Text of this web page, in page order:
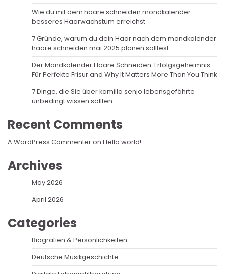
Wie du mit dem haare schneiden mondkalender
besseres Haarwachstum erreichst
7 Gründe, warum du dein Haar nach dem mondkalender
haare schneiden mai 2025 planen solltest
Der Mondkalender Haare Schneiden: Erfolgsgeheimnis
Für Perfekte Frisur and Why It Matters More Than You Think
7 Dinge, die Sie über kamilla senjo lebensgefährte
unbedingt wissen sollten
Recent Comments
A WordPress Commenteron Hello world!
Archives
May 2026
April 2026
Categories
Biografien & Persönlichkeiten
Deutsche Musikgeschichte